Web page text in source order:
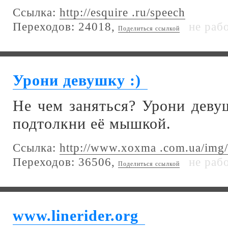
Ссылка: http://esquire .ru/speech
Переходов: 24018,
Поделиться ссылкой не
Урони девушку :)
Не чем заняться? Урони
подтолкни её мышкой.
Ссылка: http://www.xoxma .com.ua/
Переходов: 36506,
Поделиться ссылкой не
www.linerider.org